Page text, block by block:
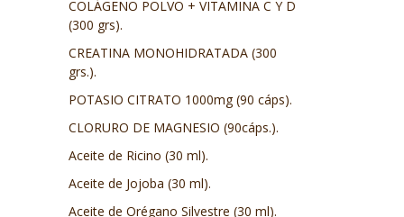
COLÁGENO POLVO + VITAMINA C Y D
(300 grs).
CREATINA MONOHIDRATADA (300
grs.).
POTASIO CITRATO 1000mg (90 cáps).
CLORURO DE MAGNESIO (90cáps.).
Aceite de Ricino (30 ml).
Aceite de Jojoba (30 ml).
Aceite de Orégano Silvestre (30 ml).